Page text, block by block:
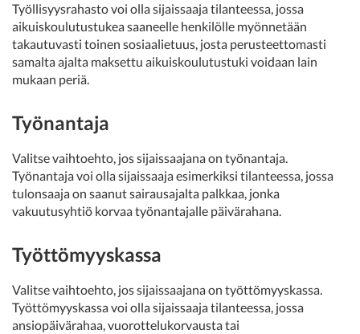
Työllisyysrahasto voi olla sijaissaaja tilanteessa, jossa
aikuiskoulutustukea saaneelle henkilölle myönnetään
takautuvasti toinen sosiaalietuus, josta perusteettomasti
samalta ajalta maksettu aikuiskoulutustuki voidaan lain
mukaan periä.
Työnantaja
Valitse vaihtoehto, jos sijaissaajana on työnantaja.
Työnantaja voi olla sijaissaaja esimerkiksi tilanteessa, jossa
tulonsaaja on saanut sairausajalta palkkaa, jonka
vakuutusyhtiö korvaa työnantajalle päivärahana.
Työttömyyskassa
Valitse vaihtoehto, jos sijaissaajana on työttömyyskassa.
Työttömyyskassa voi olla sijaissaaja tilanteessa, jossa
ansiopäivärahaa, vuorottelukorvausta tai